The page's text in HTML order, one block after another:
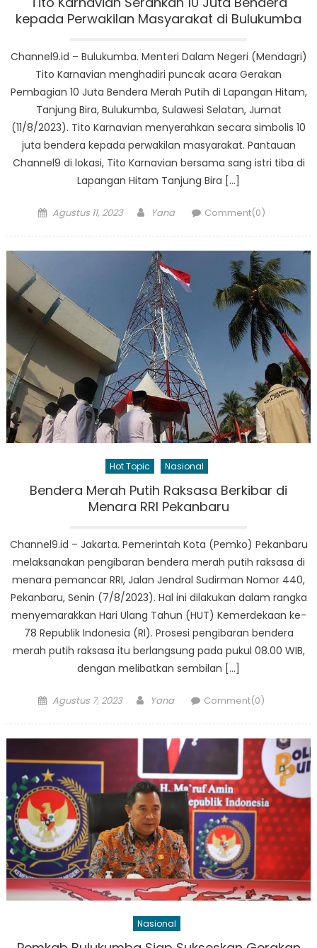
kepada Perwakilan Masyarakat di Bulukumba
Channel9.id – Bulukumba. Menteri Dalam Negeri (Mendagri)
Tito Karnavian menghadiri puncak acara Gerakan
Pembagian 10 Juta Bendera Merah Putih di Lapangan Hitam,
Tanjung Bira, Bulukumba, Sulawesi Selatan, Jumat
(11/8/2023). Tito Karnavian menyerahkan secara simbolis 10
juta bendera kepada perwakilan masyarakat. Pantauan
Channel9 di lokasi, Tito Karnavian bersama sang istri tiba di
Lapangan Hitam Tanjung Bira […]
Posted
Agustus 11, 2023 Author
Yana Comment(0)
Hot Topic Nasional
Bendera Merah Putih Raksasa Berkibar di
Menara RRI Pekanbaru
Channel9.id – Jakarta. Pemerintah Kota (Pemko) Pekanbaru
melaksanakan pengibaran bendera merah putih raksasa di
menara pemancar RRI, Jalan Jendral Sudirman Nomor 440,
Pekanbaru, Senin (7/8/2023). Hal ini dilakukan dalam rangka
menyemarakkan Hari Ulang Tahun (HUT) Kemerdekaan ke-
78 Republik Indonesia (RI). Prosesi pengibaran bendera
merah putih raksasa itu berlangsung pada pukul 08.00 WIB,
dengan melibatkan sembilan […]
Posted
Agustus 7, 2023 Author
Yana Comment(0)
Nasional